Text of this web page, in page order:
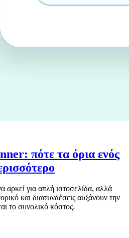
πότε τα όρια ενός
για απλή ιστοσελίδα, αλλά
και διασυνδέσεις αυξάνουν την
το συνολικό κόστος.